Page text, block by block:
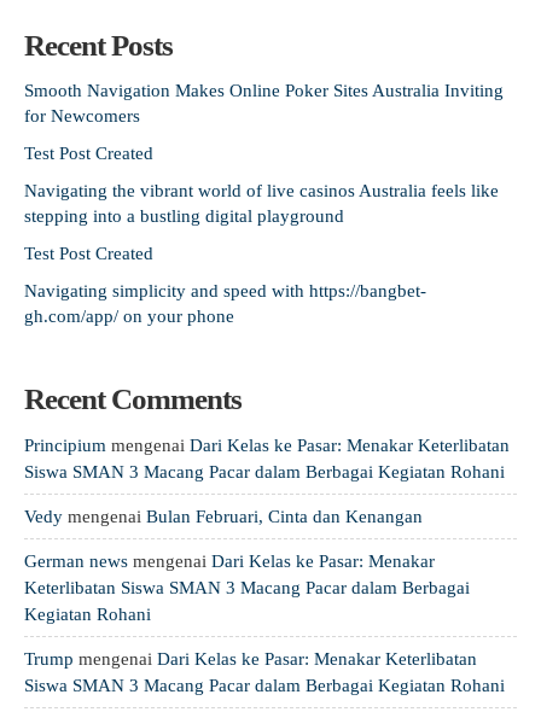
Recent Posts
Smooth Navigation Makes Online Poker Sites Australia Inviting
for Newcomers
Test Post Created
Navigating the vibrant world of live casinos Australia feels like
stepping into a bustling digital playground
Test Post Created
Navigating simplicity and speed with https://bangbet-
gh.com/app/ on your phone
Recent Comments
Principium mengenai Dari Kelas ke Pasar: Menakar Keterlibatan
Siswa SMAN 3 Macang Pacar dalam Berbagai Kegiatan Rohani
Vedy mengenai Bulan Februari, Cinta dan Kenangan
German news mengenai Dari Kelas ke Pasar: Menakar
Keterlibatan Siswa SMAN 3 Macang Pacar dalam Berbagai
Kegiatan Rohani
Trump mengenai Dari Kelas ke Pasar: Menakar Keterlibatan
Siswa SMAN 3 Macang Pacar dalam Berbagai Kegiatan Rohani